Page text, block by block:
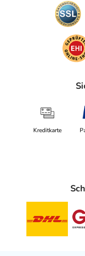
Kreditkarte